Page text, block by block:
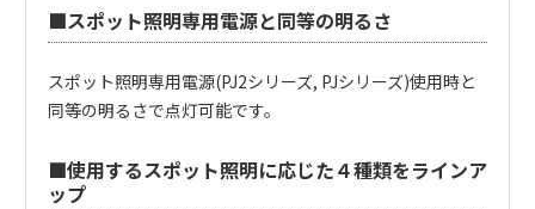
■スポット照明専用電源と同等の明るさ
スポット照明専用電源(PJ2シリーズ, PJシリーズ)使用時と
同等の明るさで点灯可能です。
■使用するスポット照明に応じた４種類をラインア
ップ